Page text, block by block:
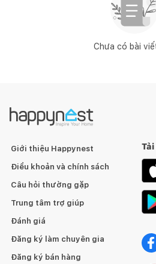
Chưa có bài
Giới thiệu Happynest
Điều khoản và chính sách
Câu hỏi thường gặp
Trung tâm trợ giúp
Đánh giá
Đăng ký làm chuyên gia
Đăng ký bán hàng